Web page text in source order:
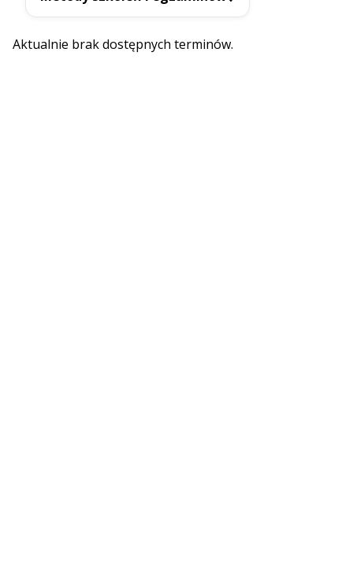
Aktualnie brak dostępnych terminów.